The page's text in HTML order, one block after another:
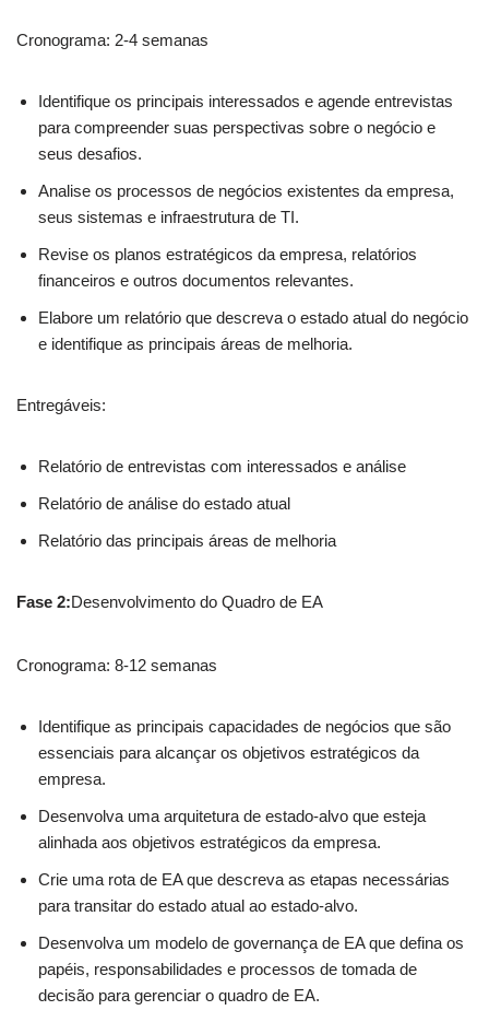
Cronograma: 2-4 semanas
Identifique os principais interessados e agende entrevistas
para compreender suas perspectivas sobre o negócio e
seus desafios.
Analise os processos de negócios existentes da empresa,
seus sistemas e infraestrutura de TI.
Revise os planos estratégicos da empresa, relatórios
financeiros e outros documentos relevantes.
Elabore um relatório que descreva o estado atual do negócio
e identifique as principais áreas de melhoria.
Entregáveis:
Relatório de entrevistas com interessados e análise
Relatório de análise do estado atual
Relatório das principais áreas de melhoria
Fase 2:Desenvolvimento do Quadro de EA
Cronograma: 8-12 semanas
Identifique as principais capacidades de negócios que são
essenciais para alcançar os objetivos estratégicos da
empresa.
Desenvolva uma arquitetura de estado-alvo que esteja
alinhada aos objetivos estratégicos da empresa.
Crie uma rota de EA que descreva as etapas necessárias
para transitar do estado atual ao estado-alvo.
Desenvolva um modelo de governança de EA que defina os
papéis, responsabilidades e processos de tomada de
decisão para gerenciar o quadro de EA.